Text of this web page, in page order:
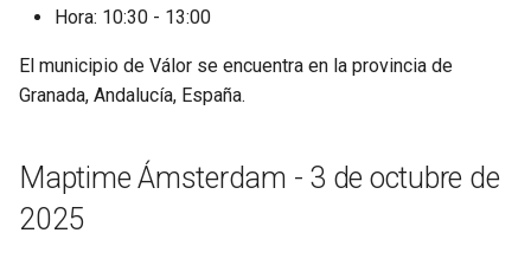
o
ú
s
Alpujarra - Ugíjar - Ene./Feb.
FOSS4G-NL Middelburg -
Hora: 10:30 - 13:00
El municipio de Válor se encuentra en la provincia de
Granada, Andalucía, España.
Maptime Ámsterdam - 3 de octubre de
2025